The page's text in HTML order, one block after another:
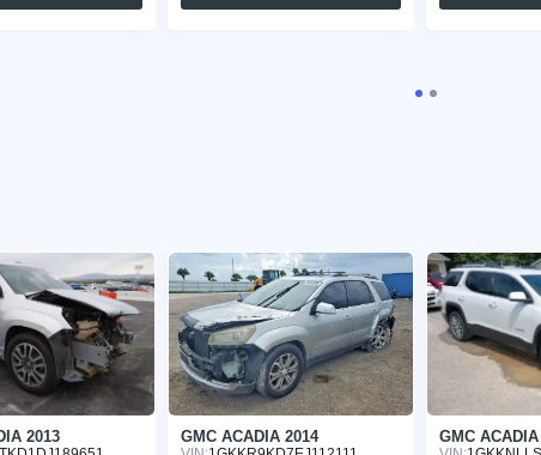
2013 GMC ACADIA 2014 GMC